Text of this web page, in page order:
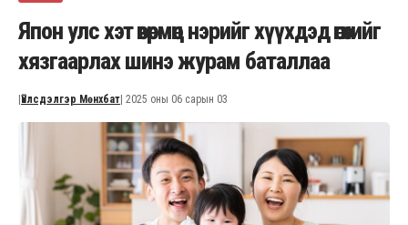
Япон улс хэт өвөрмөц нэрийг хүүхдэд өгөхийг
хязгаарлах шинэ журам баталлаа
Үйлсдэлгэр Мөнхбат | 2025 оны 06 сарын 03